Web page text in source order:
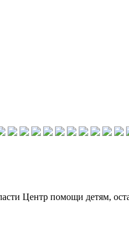
Центр помощи детям,